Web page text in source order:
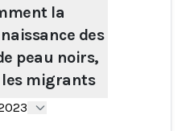
la
des
peau noirs,
les migrants